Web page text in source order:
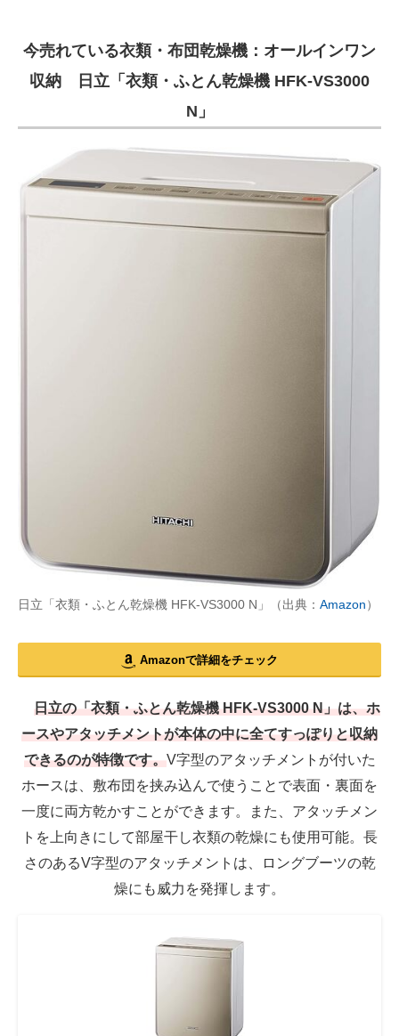
今売れている衣類・布団乾燥機：オールインワン
収納 日立「衣類・ふとん乾燥機 HFK-VS3000
N」
日立「衣類・ふとん乾燥機 HFK-VS3000 N」（出典： Amazon）
Amazonで詳細をチェック
日立の「衣類・ふとん乾燥機 HFK-VS3000 N」は、ホ
ースやアタッチメントが本体の中に全てすっぽりと収納
できるのが特徴です。V字型のアタッチメントが付いた
ホースは、敷布団を挟み込んで使うことで表面・裏面を
一度に両方乾かすことができます。また、アタッチメン
トを上向きにして部屋干し衣類の乾燥にも使用可能。長
さのあるV字型のアタッチメントは、ロングブーツの乾
燥にも威力を発揮します。